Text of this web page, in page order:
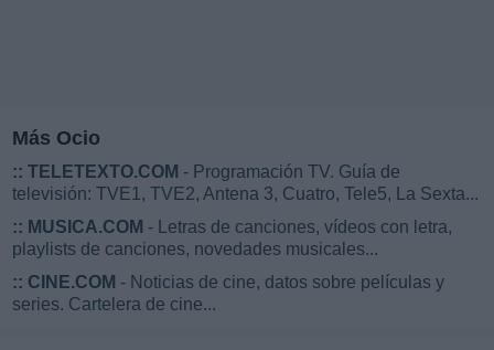
Más Ocio
:: TELETEXTO.COM - Programación TV. Guía de
televisión: TVE1, TVE2, Antena 3, Cuatro, Tele5, La Sexta...
:: MUSICA.COM - Letras de canciones, vídeos con letra,
playlists de canciones, novedades musicales...
:: CINE.COM - Noticias de cine, datos sobre películas y
series. Cartelera de cine...